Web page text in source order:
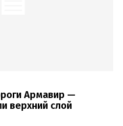
Армавир —
верхний слой